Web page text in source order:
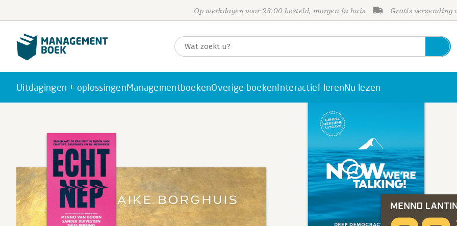
Op werkdagen voor 23:00 besteld, morgen in huis Gratis verzending
Uitdagingen + oplossingenManagementboekenOverige boekenInteractief lerenNu lezen